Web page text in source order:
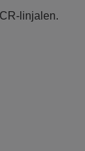
linjalen.